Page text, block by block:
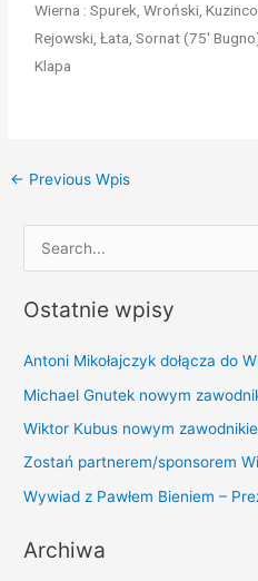
Wierna : Spurek, Wroński,
Rejowski, Łata, Sornat (75′
Klapa
← Previous Wpis
a
c
h
f
o
r
Ostatnie wpisy
Antoni Mikołajczyk dołącza do
Michael Gnutek nowym
Wiktor Kubus nowym
Zostań partnerem/sponsorem
Wywiad z Pawłem Bieniem –
Archiwa